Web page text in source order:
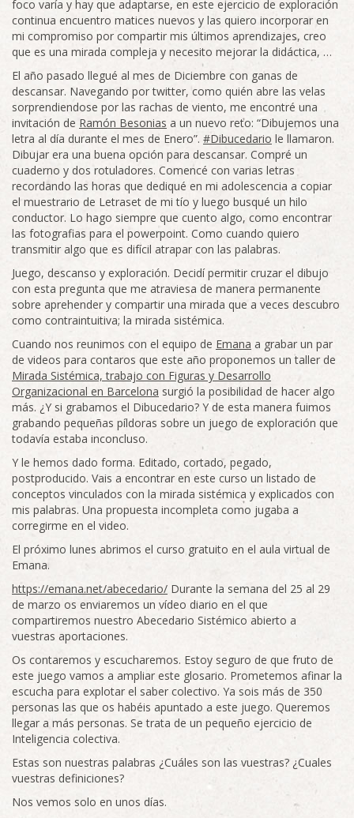
foco varía y hay que adaptarse, en este ejercicio de exploración
continua encuentro matices nuevos y las quiero incorporar en
mi compromiso por compartir mis últimos aprendizajes, creo
que es una mirada compleja y necesito mejorar la didáctica, …
El año pasado llegué al mes de Diciembre con ganas de
descansar. Navegando por twitter, como quién abre las velas
sorprendiendose por las rachas de viento, me encontré una
invitación de Ramón Besonias a un nuevo reto: “Dibujemos una
letra al día durante el mes de Enero”. #Dibucedario le llamaron.
Dibujar era una buena opción para descansar. Compré un
cuaderno y dos rotuladores. Comencé con varias letras
recordando las horas que dediqué en mi adolescencia a copiar
el muestrario de Letraset de mi tío y luego busqué un hilo
conductor. Lo hago siempre que cuento algo, como encontrar
las fotografias para el powerpoint. Como cuando quiero
transmitir algo que es difícil atrapar con las palabras.
Juego, descanso y exploración. Decidí permitir cruzar el dibujo
con esta pregunta que me atraviesa de manera permanente
sobre aprehender y compartir una mirada que a veces descubro
como contraintuitiva; la mirada sistémica.
Cuando nos reunimos con el equipo de Emana a grabar un par
de videos para contaros que este año proponemos un taller de
Mirada Sistémica, trabajo con Figuras y Desarrollo
Organizacional en Barcelona surgió la posibilidad de hacer algo
más. ¿Y si grabamos el Dibucedario? Y de esta manera fuimos
grabando pequeñas píldoras sobre un juego de exploración que
todavía estaba inconcluso.
Y le hemos dado forma. Editado, cortado, pegado,
postproducido. Vais a encontrar en este curso un listado de
conceptos vinculados con la mirada sistémica y explicados con
mis palabras. Una propuesta incompleta como jugaba a
corregirme en el video.
El próximo lunes abrimos el curso gratuito en el aula virtual de
Emana.
https://emana.net/abecedario/ Durante la semana del 25 al 29
de marzo os enviaremos un vídeo diario en el que
compartiremos nuestro Abecedario Sistémico abierto a
vuestras aportaciones.
Os contaremos y escucharemos. Estoy seguro de que fruto de
este juego vamos a ampliar este glosario. Prometemos afinar la
escucha para explotar el saber colectivo. Ya sois más de 350
personas las que os habéis apuntado a este juego. Queremos
llegar a más personas. Se trata de un pequeño ejercicio de
Inteligencia colectiva.
Estas son nuestras palabras ¿Cuáles son las vuestras? ¿Cuales
vuestras definiciones?
Nos vemos solo en unos días.